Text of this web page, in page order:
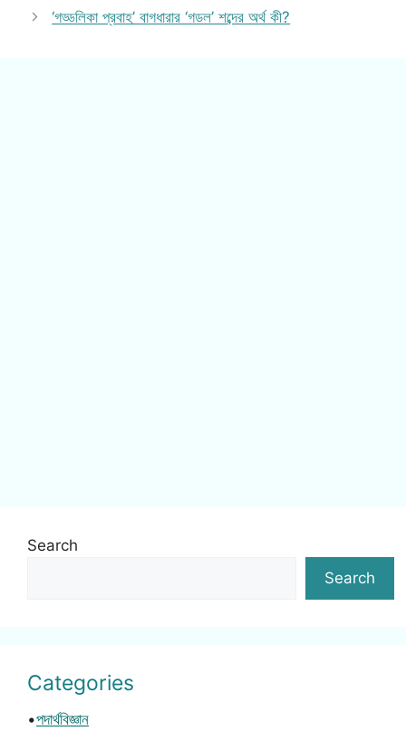
‘গড্ডলিকা প্রবাহ’ বাগধারার ‘গডল’ শব্দের অর্থ কী?
Search
Search
Categories
•পদার্থবিজ্ঞান